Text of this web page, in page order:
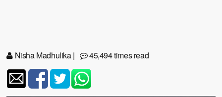
Nisha Madhulika| 45,494 times read